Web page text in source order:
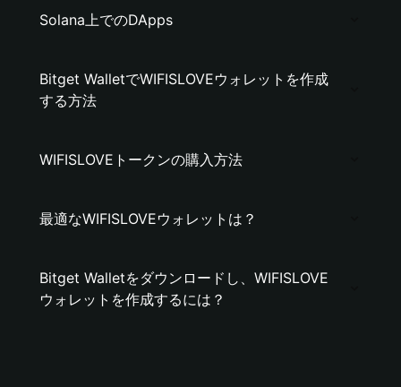
Solana上でのDApps
Bitget WalletでWIFISLOVEウォレットを作成
する方法
WIFISLOVEトークンの購入方法
最適なWIFISLOVEウォレットは？
Bitget Walletをダウンロードし、WIFISLOVE
ウォレットを作成するには？